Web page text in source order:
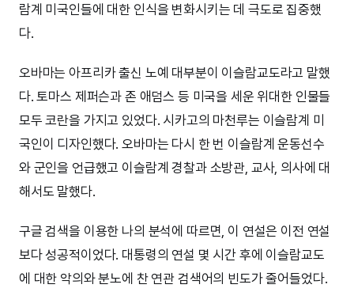
람계 미국인들에 대한 인식을 변화시키는 데 극도로 집중했
다.
오바마는 아프리카 출신 노예 대부분이 이슬람교도라고 말했
다. 토마스 제퍼슨과 존 애덤스 등 미국을 세운 위대한 인물들
모두 코란을 가지고 있었다. 시카고의 마천루는 이슬람계 미
국인이 디자인했다. 오바마는 다시 한 번 이슬람계 운동선수
와 군인을 언급했고 이슬람계 경찰과 소방관, 교사, 의사에 대
해서도 말했다.
구글 검색을 이용한 나의 분석에 따르면, 이 연설은 이전 연설
보다 성공적이었다. 대통령의 연설 몇 시간 후에 이슬람교도
에 대한 악의와 분노에 찬 연관 검색어의 빈도가 줄어들었다.